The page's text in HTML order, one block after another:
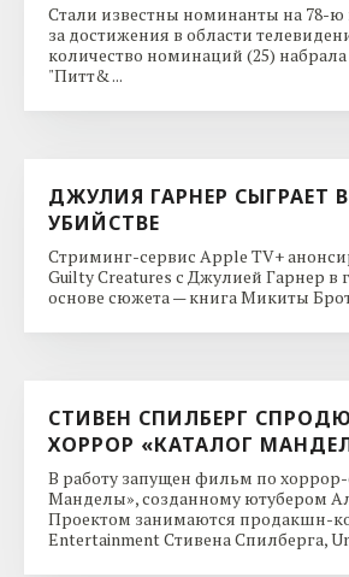
Стали известны номинанты на 78-
за достижения в области
количество номинаций (25)
"Питт& ...
ДЖУЛИЯ ГАРНЕР СЫГРАЕТ
УБИЙСТВЕ
Стриминг-сервис Apple TV+
Guilty Creatures с Джулией Гарнер в
основе сюжета — книга Микиты
СТИВЕН СПИЛБЕРГ
ХОРРОР «КАТАЛОГ
В работу запущен фильм по хоррор-
Манделы», созданному ютубером
Проектом занимаются продакшн-
Entertainment Стивена Спилберга,